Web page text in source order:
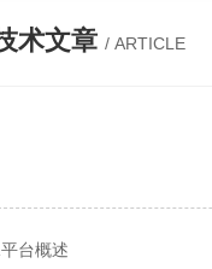
术文章 / ARTICLE
台概述